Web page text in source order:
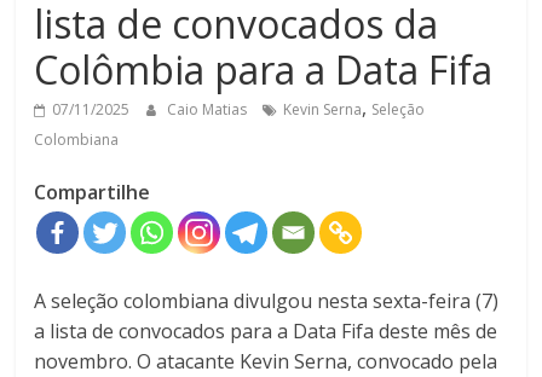
lista de convocados da
Colômbia para a Data Fifa
07/11/2025 Caio Matias Kevin Serna, Seleção
Colombiana
Compartilhe
A seleção colombiana divulgou nesta sexta-feira (7)
a lista de convocados para a Data Fifa deste mês de
novembro. O atacante Kevin Serna, convocado pela